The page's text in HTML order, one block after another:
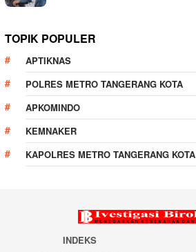
TOPIK POPULER
APTIKNAS
POLRES METRO TANGERANG KOTA
APKOMINDO
KEMNAKER
KAPOLRES METRO TANGERANG KOTA
INDEKS